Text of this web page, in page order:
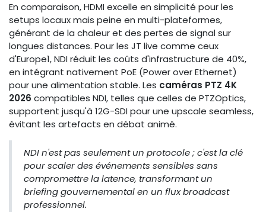
En comparaison, HDMI excelle en simplicité pour les
setups locaux mais peine en multi-plateformes,
générant de la chaleur et des pertes de signal sur
longues distances. Pour les JT live comme ceux
d'Europe1, NDI réduit les coûts d'infrastructure de 40%,
en intégrant nativement PoE (Power over Ethernet)
pour une alimentation stable. Les caméras PTZ 4K
2026 compatibles NDI, telles que celles de PTZOptics,
supportent jusqu'à 12G-SDI pour une upscale seamless,
évitant les artefacts en débat animé.
NDI n'est pas seulement un protocole ; c'est la clé
pour scaler des événements sensibles sans
compromettre la latence, transformant un
briefing gouvernemental en un flux broadcast
professionnel.